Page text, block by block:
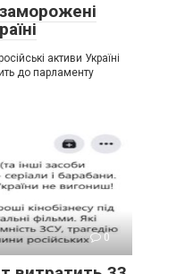
активи Україні
до парламенту
0